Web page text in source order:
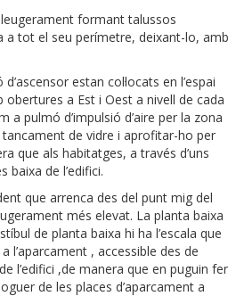
formant talussos
tot el seu perímetre, deixant-lo, amb
estan col·locats en l’espai
obertures a Est i Oest a nivell de cada
pulmó d’impulsió d’aire per la zona
de vidre i aprofitar-ho per
que als habitatges, a través d’uns
baixa de l’edifici.
que arrenca des del punt mig del
més elevat. La planta baixa
de planta baixa hi ha l’escala que
l’aparcament , accessible des de
l’edifici ,de manera que en puguin fer
de les places d’aparcament a